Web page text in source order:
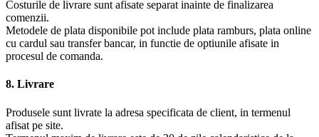
Costurile de livrare sunt afisate separat inainte de finalizarea
comenzii.
Metodele de plata disponibile pot include plata ramburs, plata online
cu cardul sau transfer bancar, in functie de optiunile afisate in
procesul de comanda.
8. Livrare
Produsele sunt livrate la adresa specificata de client, in termenul
afisat pe site.